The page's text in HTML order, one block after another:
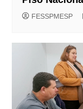
FESSPMESP